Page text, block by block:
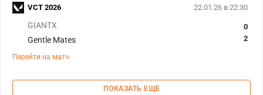
22.01.26 в 22:30
GIANTX
Gentle Mates
0
2
Перейти на матч
VCT 2026
ПОКАЗАТЬ ЕЩЕ